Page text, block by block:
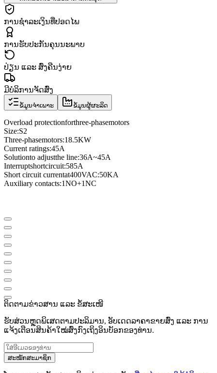
ການຊຳລະເງິນທີ່ປອດໄພ
ການຮັບປະກັນຄຸນນະພາບ
ປ່ຽນ ແລະ ສົ່ງຄືນງ່າຍ
ມີບໍລິການຈັດສົ່ງ
ຂໍ້ມູນຈຳເພາະ ຂໍ້ມູນຜູ້ຜະລິດ
Overload protectionforthree-phasemotors
Size:S2
Three-phasemotors:18.5KW
Current ratings:45A
Solutionto adjustthe line:36A~45A
Interruptshortcircuit:585A
Short circuit currentat400VAC:50KA
Auxiliary contacts:1NO+1NC
ຕິດຕາມຂ່າວສານ ແລະ ຂໍ້ສະເໜີ
ຮັບສ່ວນຫຼຸດພິເສດຕາມປະລິມານ, ອັບເດດລາຄາຂາຍສົ່ງ ແລະ ການ
ແຈ້ງເຕືອນສິນຄ້າໃໝ່ສົ່ງກົງເຖິງອິນບັອກຂອງທ່ານ.
ສະໝັກສະມາຊິກ